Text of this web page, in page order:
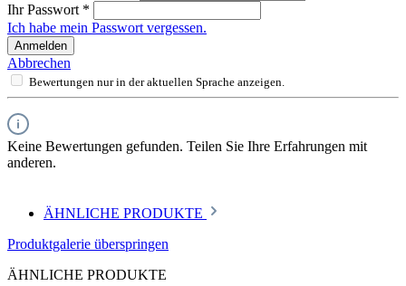
Ihr Passwort *
Ich habe mein Passwort vergessen.
Anmelden
Abbrechen
Bewertungen nur in der aktuellen Sprache anzeigen.
Keine Bewertungen gefunden. Teilen Sie Ihre Erfahrungen mit
anderen.
ÄHNLICHE PRODUKTE
Produktgalerie überspringen
ÄHNLICHE PRODUKTE